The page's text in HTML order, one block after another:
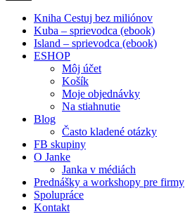
Kniha Cestuj bez miliónov
Kuba – sprievodca (ebook)
Island – sprievodca (ebook)
ESHOP
Môj účet
Košík
Moje objednávky
Na stiahnutie
Blog
Často kladené otázky
FB skupiny
O Janke
Janka v médiách
Prednášky a workshopy pre firmy
Spolupráce
Kontakt